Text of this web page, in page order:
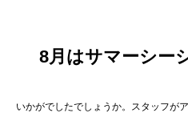
8月はサマーシー
いかがでしたでしょうか。スタッフが